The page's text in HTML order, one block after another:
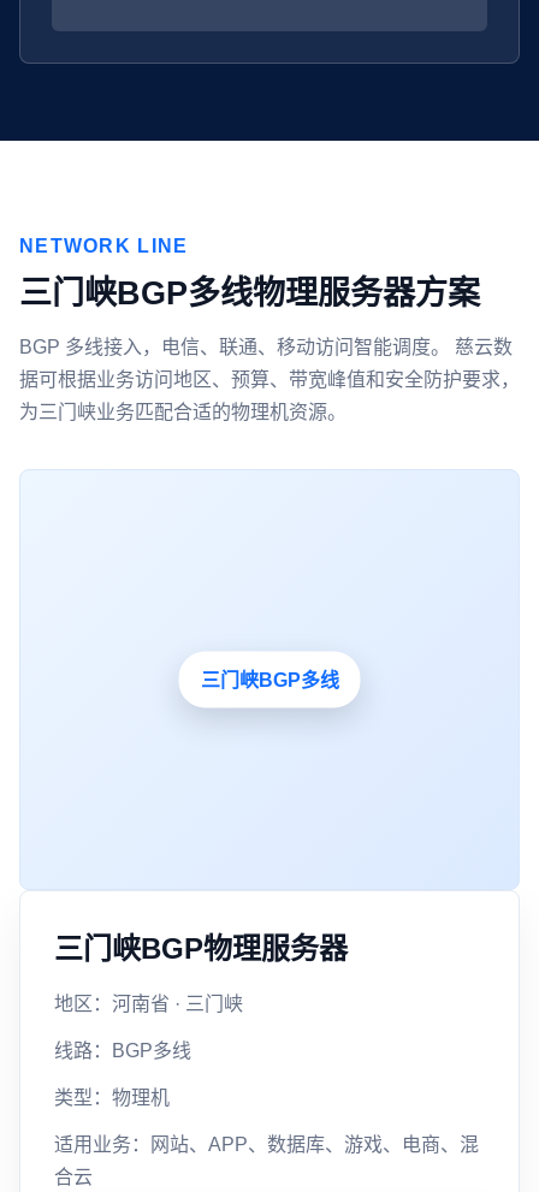
NETWORK LINE
三门峡BGP多线物理服务器方案
BGP 多线接入，电信、联通、移动访问智能调度。 慈云数
据可根据业务访问地区、预算、带宽峰值和安全防护要求，
为三门峡业务匹配合适的物理机资源。
三门峡BGP物理服务器
地区：河南省 · 三门峡
线路：BGP多线
类型：物理机
适用业务：网站、APP、数据库、游戏、电商、混
合云